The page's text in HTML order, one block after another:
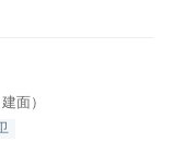
面）